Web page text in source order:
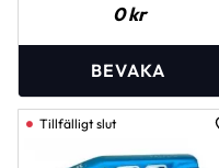
0kr